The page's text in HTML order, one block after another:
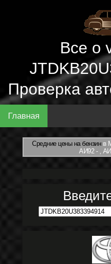
Все о
Проверка
Главная
Средние цены на бензинв
АИ92 - ,